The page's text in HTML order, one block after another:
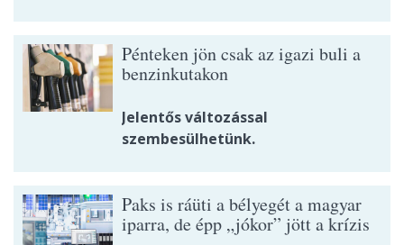
Pénteken jön csak az igazi buli a
benzinkutakon
Jelentős változással
szembesülhetünk.
Paks is ráüti a bélyegét a magyar
iparra, de épp „jókor” jött a krízis